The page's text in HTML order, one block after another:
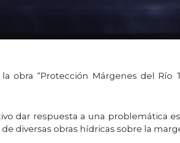
obra “Protección Márgenes del Río
dar respuesta a una problemática
diversas obras hídricas sobre la